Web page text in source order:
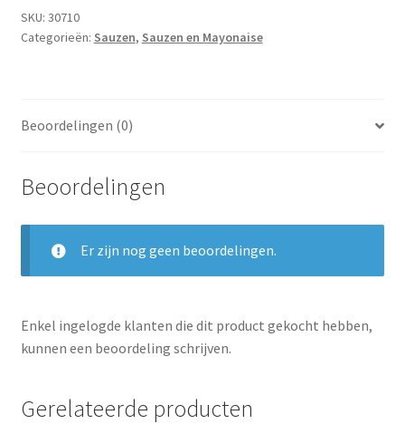
SKU: 30710
Categorieën: Sauzen, Sauzen en Mayonaise
Beoordelingen (0)
Beoordelingen
Er zijn nog geen beoordelingen.
Enkel ingelogde klanten die dit product gekocht hebben,
kunnen een beoordeling schrijven.
Gerelateerde producten